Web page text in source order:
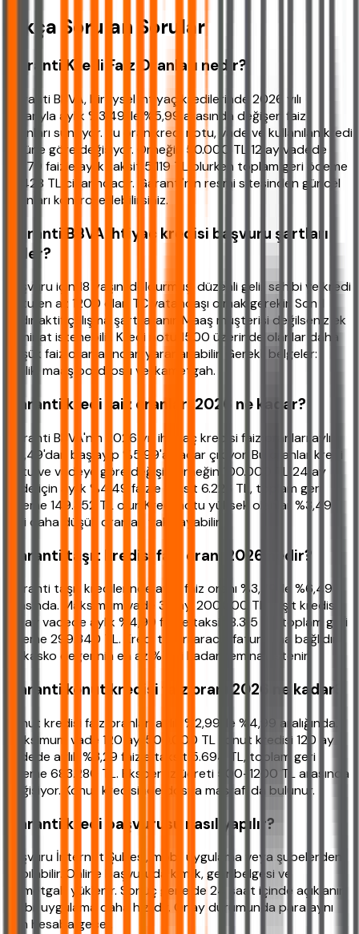
Sıkça Sorulan Sorular
Garanti Kredi Faiz Oranları nedir?
Garanti BBVA, bireysel ihtiyaç kredilerinde 2026 yılı
itibarıyla aylık %3,49 ile %5,99 arasında değişen faiz
oranları sunuyor. Bu oran kredi notu, vade ve kullanılan kredi
türüne göre değişiyor. Örneğin 50.000 TL 12 ay vadede
%3,79 faizle aylık taksit 5.119 TL olurken toplam geri ödeme
61.428 TL civarındadır. Garanti'nin resmi sitesinden güncel
oranları kontrol edebilirsiniz.
Garanti BBVA ihtiyaç kredisi başvuru şartları
neler?
Başvuru için 18 yaşını doldurmuş, düzenli gelir sahibi ve kredi
notu en az 1200 olan TC vatandaşı olmak gerekir. Son 1
aydır aktif çalışma şartı aranır. Maaş müşterisi değilseniz ek
teminat istenebilir. Kredi notu 1500 üzerinde olanlar daha
düşük faiz oranlarından yararlanabilir. Gerekli belgeler:
kimlik, maaş bordrosu ve ikametgah.
Garanti kredi faiz oranları 2026 ne kadar?
Garanti BBVA'nın 2026 yılı ihtiyaç kredisi faiz oranları aylık
%3,49'dan başlayıp %5,99'a kadar çıkıyor. Bu oranlar kredi
notu ve vadeye göre değişir. Örneğin 100.000 TL 24 ay
vade için aylık %4,49 faizle taksit 6.223 TL, toplam geri
ödeme 149.352 TL olur. Kredi notu yüksek olanlar %3,49
gibi daha düşük oranları yakalayabilir.
Garanti taşıt kredisi faiz oranı 2026 nedir?
Garanti taşıt kredilerinde aylık faiz oranı %3,79 ile %6,49
arasında. Maksimum vade 36 ay. 200.000 TL taşıt kredisi
36 ay vadede aylık %4,99 faizle taksit 8.315 TL, toplam geri
ödeme 299.340 TL. Kredi tutarı aracın faturasına bağlıdır
ve kasko değerinin en az %70'i kadar teminat istenir.
Garanti konut kredisi faiz oranı 2026 ne kadar?
Konut kredisi faiz oranları aylık %2,99 ile %4,99 aralığında.
Maksimum vade 120 ay. 500.000 TL konut kredisi 120 ay
vadede aylık %3,29 faizle taksit 5.694 TL, toplam geri
ödeme 683.280 TL. Ekspertiz ücreti 500-1200 TL arasında
değişiyor. Konut kredisinde dosya masrafı da bulunur.
Garanti kredi başvurusu nasıl yapılır?
Başvuru İnternet Şubesi, mobil uygulama veya şubelerden
yapılabilir. Online başvuruda kimlik, gelir belgesi ve
ikametgah yüklenir. Sonuç genelde 24 saat içinde açıklanır.
Mobil uygulama daha hızlıdır. Onay durumunda para aynı
gün hesaba geçer.